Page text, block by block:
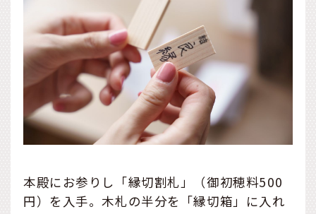
本殿にお参りし「縁切割札」（御初穂料500
円）を入手。木札の半分を「縁切箱」に入れ